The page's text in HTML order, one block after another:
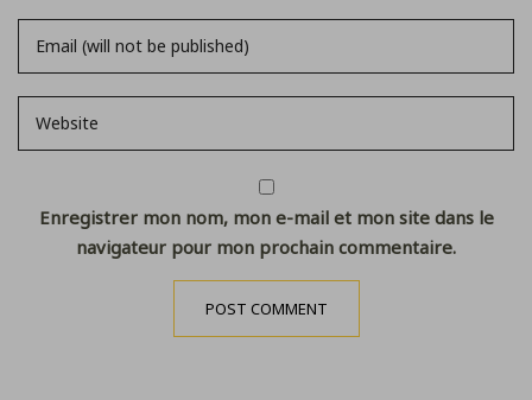
Enregistrer mon nom, mon e-mail et mon site dans le
navigateur pour mon prochain commentaire.